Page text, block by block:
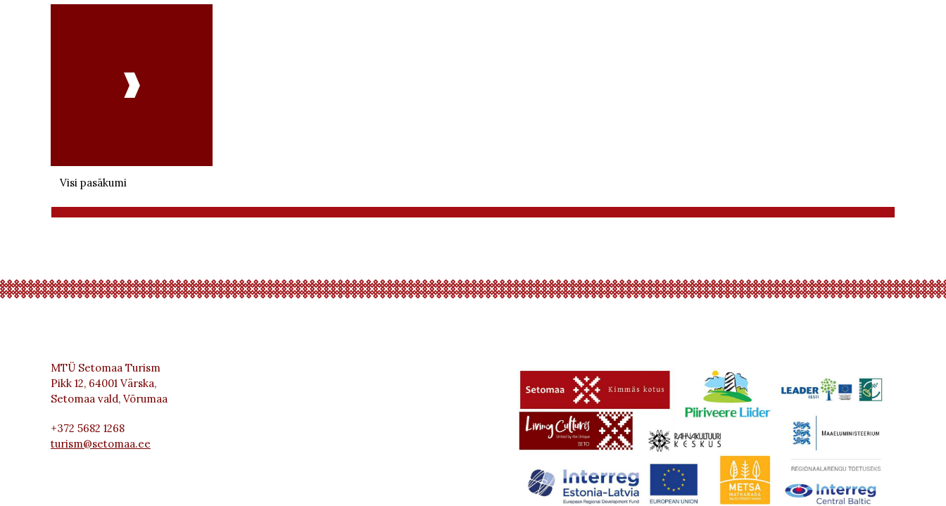

Visi pasākumi
MTÜ Setomaa Turism
Pikk 12, 64001 Värska,
Setomaa vald, Võrumaa
+372 5682 1268
turism@setomaa.ee